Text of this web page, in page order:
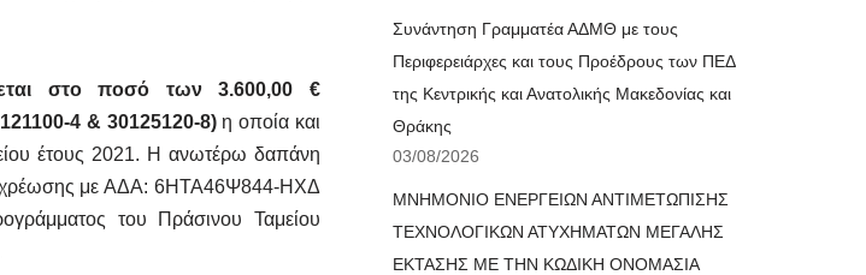
στο ποσό των 3.600,00 €
4 & 30125120-8)η οποία και
έτους 2021. Η ανωτέρω δαπάνη
με ΑΔΑ: 6ΗΤΑ46Ψ844-ΗΧΔ
του Πράσινου Ταμείου
Συνάντηση Γραμματέα ΑΔΜΘ με τους
Περιφερειάρχες και τους Προέδρους των ΠΕΔ
της Κεντρικής και Ανατολικής Μακεδονίας και
Θράκης
03/08/2026
ΜΝΗΜΟΝΙΟ ΕΝΕΡΓΕΙΩΝ ΑΝΤΙΜΕΤΩΠΙΣΗΣ
ΤΕΧΝΟΛΟΓΙΚΩΝ ΑΤΥΧΗΜΑΤΩΝ ΜΕΓΑΛΗΣ
ΕΚΤΑΣΗΣ ΜΕ ΤΗΝ ΚΩΔΙΚΗ ΟΝΟΜΑΣΙΑ